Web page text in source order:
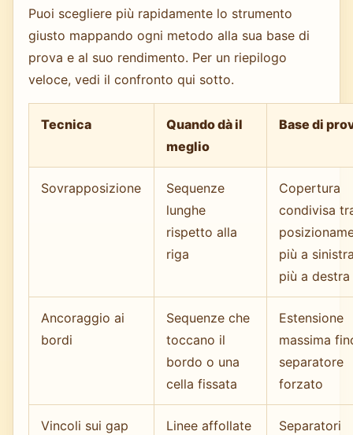
Puoi scegliere più rapidamente lo strumento
giusto mappando ogni metodo alla sua base di
prova e al suo rendimento. Per un riepilogo
veloce, vedi il confronto qui sotto.
Tecnica
Quando dà il
meglio
Base di
Sovrapposizione
Sequenze
lunghe
rispetto alla
riga
Copertura
condivisa
più a
più a destra
Ancoraggio ai
bordi
Sequenze che
toccano il
bordo o una
cella fissata
Estensione
massima
separatore
forzato
Vincoli sui gap
Linee affollate
Separatori